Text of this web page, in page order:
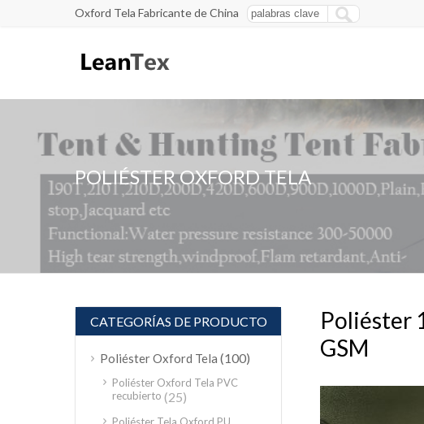
Oxford Tela Fabricante de China
POLIÉSTER OXFORD TELA
Poliéster
GSM
CATEGORÍAS DE PRODUCTO
Poliéster Oxford Tela (100)
Poliéster Oxford Tela PVC
recubierto (25)